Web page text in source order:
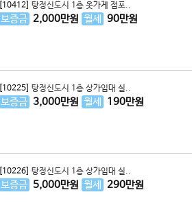
[10412] 탕정신도시 1층 옷가게 점포..
보증금 2,000만원 월세 90만원
[10225] 탕정신도시 1층 상가임대 실..
보증금 3,000만원 월세 190만원
[10226] 탕정신도시 1층 상가임대 실..
보증금 5,000만원 월세 290만원